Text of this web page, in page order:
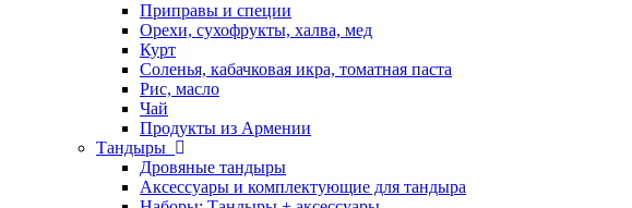
Приправы и специи
Орехи, сухофрукты, халва, мед
Курт
Соленья, кабачковая икра, томатная паста
Рис, масло
Чай
Продукты из Армении
Тандыры
Дровяные тандыры
Аксессуары и комплектующие для тандыра